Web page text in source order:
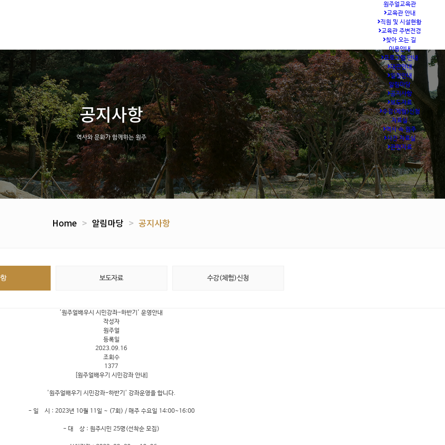
원주얼교육관
교육관 안내
직원 및 시설현황
교육관 주변전경
찾아 오는 길
이용안내
프로그램 안내
대관안내
일정안내
알림마당
공지사항
보도자료
수강(체험)신청
자료실
역사 속 원주
사진 자료실
관련자료
공지사항
역사와 문화가 함께하는 원주
Home > 알림마당 > 공지사항
보도자료 수강(체험)신청
'원주얼배우시 시민강좌-하반기' 운영안내
작성자
원주얼
등록일
2023.09.16
조회수
1377
[원주얼배우기 시민강좌 안내]
'원주얼배우기 시민강좌-하반기' 강좌운영을 합니다.
- 일 시 : 2023년 10월 11일 ~ (7회) / 매주 수요일 14:00~16:00
- 대 상 : 원주시민 25명(선착순 모집)